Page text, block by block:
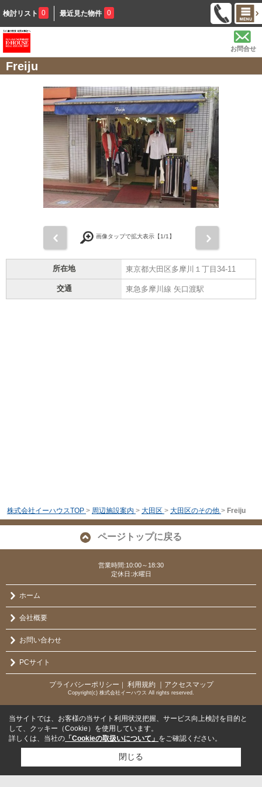
検討リスト 0 最近見た物件 0
お問合せ
Freiju
画像タップで拡大表示【1/1】
所在地 東京都大田区多摩川１丁目34-11
交通 東急多摩川線 矢口渡駅
株式会社イーハウスTOP > 周辺施設案内 > 大田区 > 大田区のその他 > Freiju
ページトップに戻る
営業時間:10:00～18:30
定休日:水曜日
ホーム
会社概要
お問い合わせ
PCサイト
プライバシーポリシー ｜ 利用規約 ｜アクセスマップ
Copyright(c) 株式会社イーハウス All rights reserved.
当サイトでは、お客様の当サイト利用状況把握、サービス向上検討を目的と
して、クッキー（Cookie）を使用しています。
詳しくは、当社の 「Cookieの取扱いについて」 をご確認ください。
閉じる